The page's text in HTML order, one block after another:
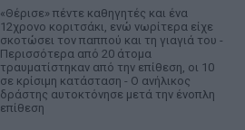
«Θέρισε» πέντε καθηγητές και ένα
12χρονο κοριτσάκι, ενώ νωρίτερα είχε
σκοτώσει τον παππού και τη γιαγιά του -
Περισσότερα από 20 άτομα
τραυματίστηκαν από την επίθεση, οι 10
σε κρίσιμη κατάσταση - Ο ανήλικος
δράστης αυτοκτόνησε μετά την ένοπλη
επίθεση